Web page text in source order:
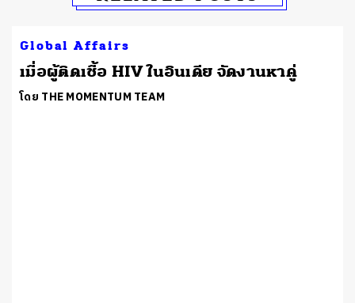
Global Affairs
เมื่อผู้ติดเชื้อ HIV ในอินเดีย จัดงานหาคู่
โดย THE MOMENTUM TEAM